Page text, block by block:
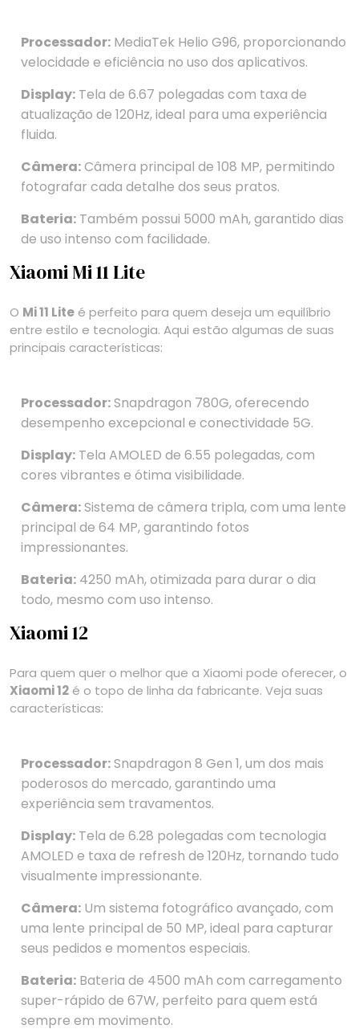
Processador: MediaTek Helio G96, proporcionando
velocidade e eficiência no uso dos aplicativos.
Display: Tela de 6.67 polegadas com taxa de
atualização de 120Hz, ideal para uma experiência
fluida.
Câmera:Câmera principal de 108 MP, permitindo
fotografar cada detalhe dos seus pratos.
Bateria: Também possui 5000 mAh, garantido dias
de uso intenso com facilidade.
Xiaomi Mi 11 Lite
O Mi 11 Lite é perfeito para quem deseja um equilíbrio
entre estilo e tecnologia. Aqui estão algumas de suas
principais características:
Processador:Snapdragon 780G, oferecendo
desempenho excepcional e conectividade 5G.
Display: Tela AMOLED de 6.55 polegadas, com
cores vibrantes e ótima visibilidade.
Câmera:Sistema de câmera tripla, com uma lente
principal de 64 MP, garantindo fotos
impressionantes.
Bateria: 4250 mAh, otimizada para durar o dia
todo, mesmo com uso intenso.
Xiaomi 12
Para quem quer o melhor que a Xiaomi pode oferecer, o
Xiaomi 12 é o topo de linha da fabricante. Veja suas
características:
Processador:Snapdragon 8 Gen 1, um dos mais
poderosos do mercado, garantindo uma
experiência sem travamentos.
Display: Tela de 6.28 polegadas com tecnologia
AMOLED e taxa de refresh de 120Hz, tornando tudo
visualmente impressionante.
Câmera: Um sistema fotográfico avançado, com
uma lente principal de 50 MP, ideal para capturar
seus pedidos e momentos especiais.
Bateria: Bateria de 4500 mAh com carregamento
super-rápido de 67W, perfeito para quem está
sempre em movimento.